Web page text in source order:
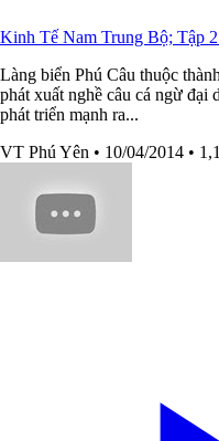
Kinh Tế Nam Trung Bộ; Tập
Làng biển Phú Câu thuộc
phát xuất nghề câu cá ngừ đại
phát triển mạnh ra...
VT Phú Yên • 10/04/2014 •